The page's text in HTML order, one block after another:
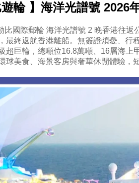
遊輪 】海洋光譜號
比國際郵輪 海洋光譜號 2 晚香港往
最終返航香港離船。無簽證煩憂、
超巨輪，總噸位16.8萬噸、16層海
球美食、海景客房與奢華休閒體驗